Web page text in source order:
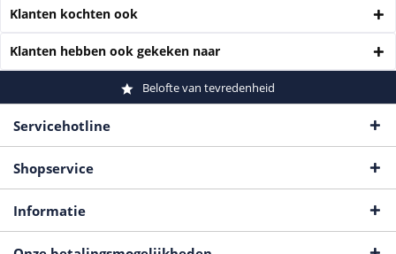
Klanten kochten ook
Klanten hebben ook gekeken naar
Belofte van tevredenheid
Servicehotline
Shopservice
Informatie